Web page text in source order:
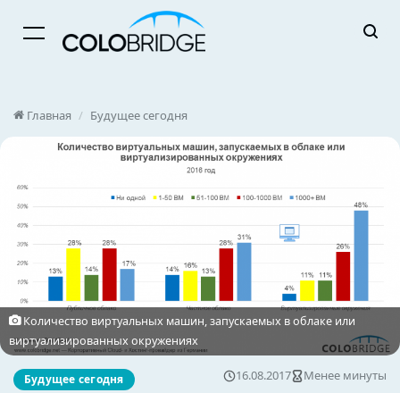
Menu
Главная / Будущее сегодня
Количество виртуальных машин, запускаемых в облаке или
виртуализированных окружениях
Будущее сегодня 16.08.2017 Менее минуты